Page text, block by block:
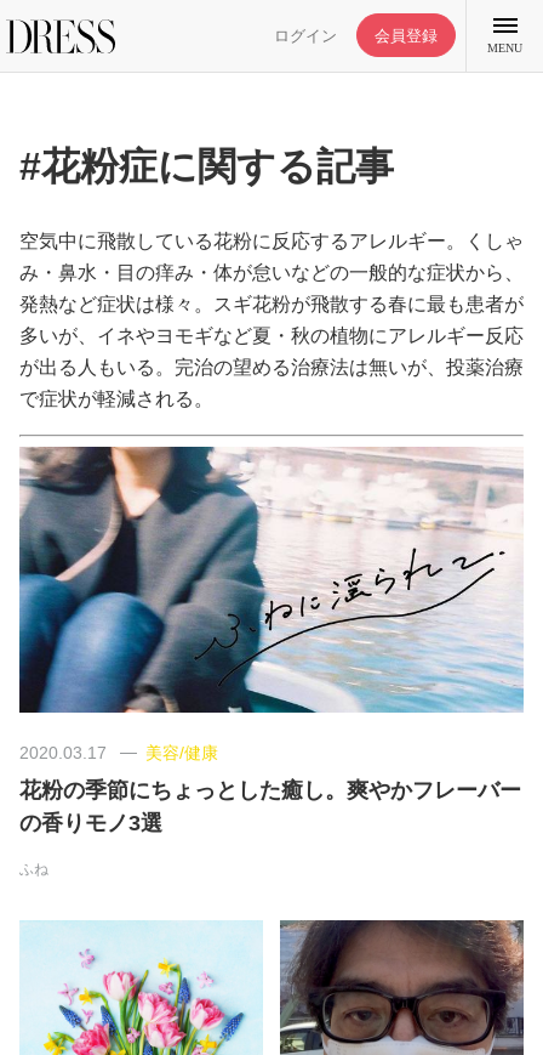
ログイン 会員登録
MENU
特集記事
DRESS部活
ライフスタイル
ファッション
恋愛/結婚/離婚
美容/健康
ワークスタイル
ココロ/カラダ
カルチャー/エンタメ
#花粉症に関する記事
空気中に飛散している花粉に反応するアレルギー。くしゃ
み・鼻水・目の痒み・体が怠いなどの一般的な症状から、
発熱など症状は様々。スギ花粉が飛散する春に最も患者が
多いが、イネやヨモギなど夏・秋の植物にアレルギー反応
が出る人もいる。完治の望める治療法は無いが、投薬治療
で症状が軽減される。
2020.03.17 美容/健康
花粉の季節にちょっとした癒し。爽やかフレーバー
の香りモノ3選
ふね